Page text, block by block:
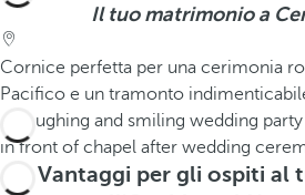
Il tuo matrimonio a
Cornice perfetta per una cerimonia
Pacifico e un tramonto
Vantaggi per gli ospiti al